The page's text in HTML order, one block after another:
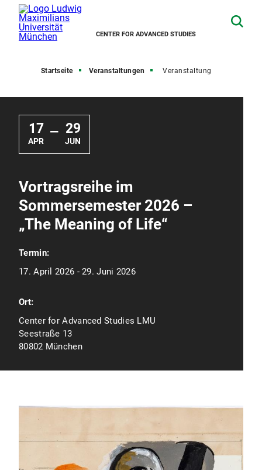
CENTER FOR ADVANCED STUDIES
Startseite Veranstaltungen Veranstaltung
17
APR
— 29
JUN
Vortragsreihe im
Sommersemester 2026 –
„The Meaning of Life“
Termin:
17. April 2026 - 29. Juni 2026
Ort:
Center for Advanced Studies LMU
Seestraße 13
80802 München